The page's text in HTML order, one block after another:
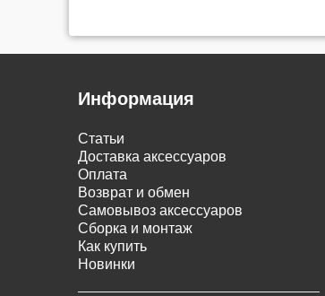
Информация
Статьи
Доставка аксессуаров
Оплата
Возврат и обмен
Самовывоз аксессуаров
Сборка и монтаж
Как купить
Новинки